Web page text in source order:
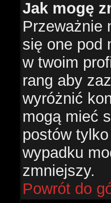
Jak mogę
Przeważnie
się one pod
w twoim
rang aby
wyróżnić
mogą mieć
postów
wypadku
zmniejszy.
Powrót do